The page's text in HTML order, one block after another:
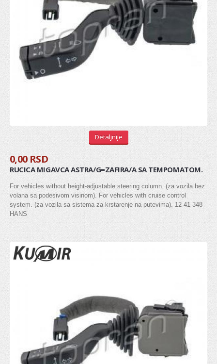
REGULATOR
ŠASIJA I UPRAVLJANJE
KOČIONI SISTEM
Diskovi
Crevo kočnica
Sajla ručne
Osnovni cilindri
Glavni kočioni cilindar
Gumice kočionog cilindra
Ventil serva
KVAČILO
Cilindar kvačila
Sajla kvačila
Zupčanik pedale kvačila
Detaljnije
0,00 RSD
RUCICA MIGAVCA ASTRA/G=ZAFIRA/A SA TEMPOMATOM.
For vehicles without height-adjustable steering column. (za vozila bez
volana sa podesivom visinom). For vehicles with cruise control
system. (za vozila sa sistema za krstarenje na putevima). 12 41 348
HANS